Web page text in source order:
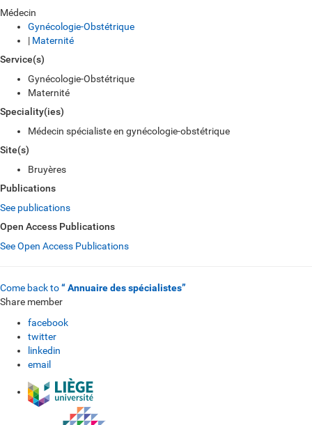
Médecin
Gynécologie-Obstétrique
| Maternité
Service(s)
Gynécologie-Obstétrique
Maternité
Speciality(ies)
Médecin spécialiste en gynécologie-obstétrique
Site(s)
Bruyères
Publications
See publications
Open Access Publications
See Open Access Publications
Come back to“ Annuaire des spécialistes”
Share member
facebook
twitter
linkedin
email